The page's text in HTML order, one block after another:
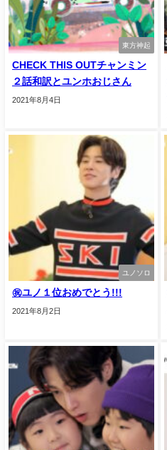
東方神起
CHECK THIS OUTチャンミン
２話和訳とユンホおじさん
2021年8月4日
ユノソロ
㊗ユノ１位おめでとう!!!
2021年8月2日